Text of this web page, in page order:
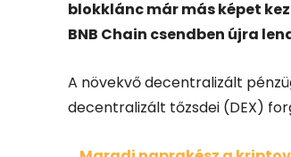
blokklánc már más képet
BNB Chain csendben újra
A növekvő decentralizált
decentralizált tőzsdei (DEX)